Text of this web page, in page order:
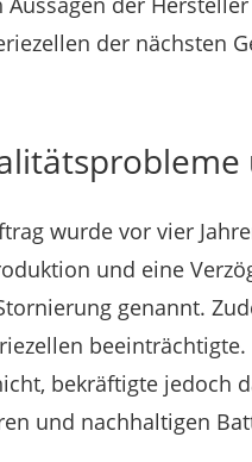
der nächsten
wurde vor vier
und eine
genannt.
bekräftigte jedoch
und nachhaltigen